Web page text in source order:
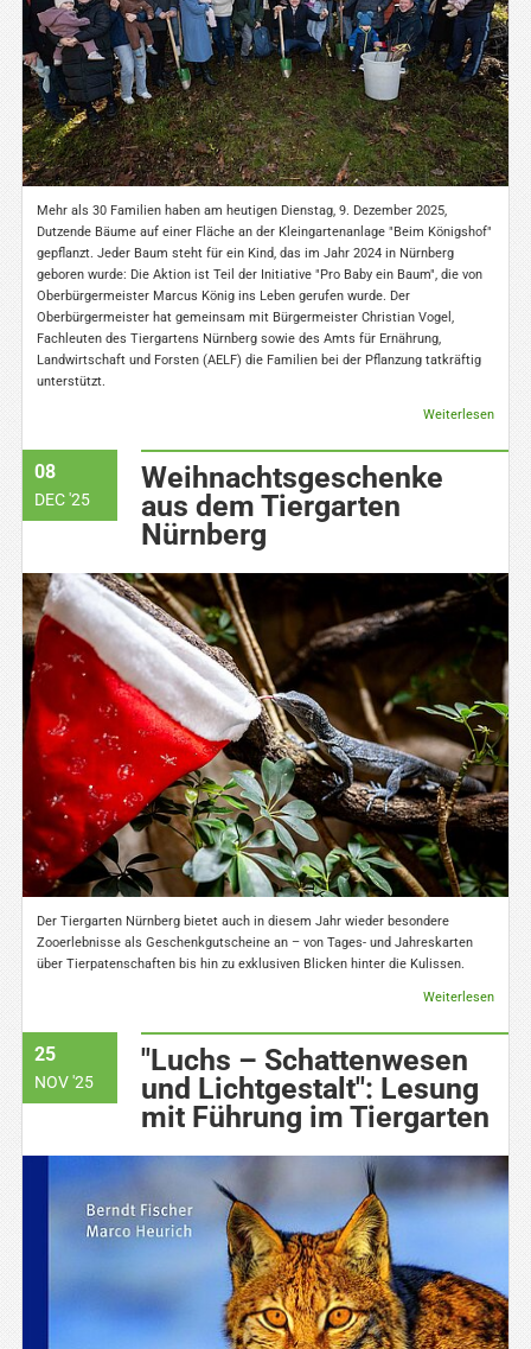
Mehr als 30 Familien haben am heutigen Dienstag, 9. Dezember 2025,
Dutzende Bäume auf einer Fläche an der Kleingartenanlage "Beim Königshof"
gepflanzt. Jeder Baum steht für ein Kind, das im Jahr 2024 in Nürnberg
geboren wurde: Die Aktion ist Teil der Initiative "Pro Baby ein Baum", die von
Oberbürgermeister Marcus König ins Leben gerufen wurde. Der
Oberbürgermeister hat gemeinsam mit Bürgermeister Christian Vogel,
Fachleuten des Tiergartens Nürnberg sowie des Amts für Ernährung,
Landwirtschaft und Forsten (AELF) die Familien bei der Pflanzung tatkräftig
unterstützt.
Weiterlesen
08
DEC '25
Weihnachtsgeschenke
aus dem Tiergarten
Nürnberg
Der Tiergarten Nürnberg bietet auch in diesem Jahr wieder besondere
Zooerlebnisse als Geschenkgutscheine an – von Tages- und Jahreskarten
über Tierpatenschaften bis hin zu exklusiven Blicken hinter die Kulissen.
Weiterlesen
25
NOV '25
"Luchs – Schattenwesen
und Lichtgestalt": Lesung
mit Führung im Tiergarten